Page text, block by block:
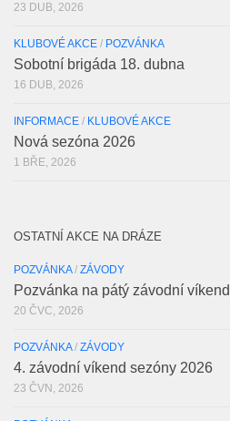
23 DUB, 2026
KLUBOVÉ AKCE / POZVÁNKA
Sobotní brigáda 18. dubna
16 DUB, 2026
INFORMACE / KLUBOVÉ AKCE
Nová sezóna 2026
1 BŘE, 2026
OSTATNÍ AKCE NA DRÁZE
POZVÁNKA/ ZÁVODY
Pozvánka na pátý závodní víkend
20 ČVC, 2026
POZVÁNKA/ ZÁVODY
4. závodní víkend sezóny 2026
23 ČVN, 2026